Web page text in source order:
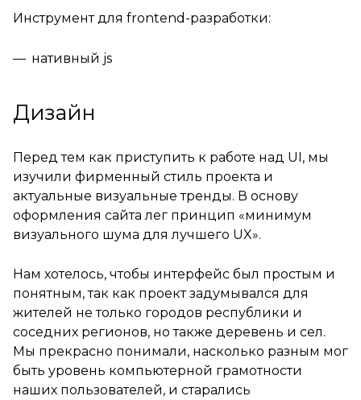
Инструмент для frontend-разработки:
нативный js
Дизайн
Перед тем как приступить к работе над UI, мы
изучили фирменный стиль проекта и
актуальные визуальные тренды. В основу
оформления сайта лег принцип «минимум
визуального шума для лучшего UX».
Нам хотелось, чтобы интерфейс был простым и
понятным, так как проект задумывался для
жителей не только городов республики и
соседних регионов, но также деревень и сел.
Мы прекрасно понимали, насколько разным мог
быть уровень компьютерной грамотности
наших пользователей, и старались